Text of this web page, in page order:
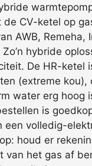
CV-ketel op
AWB, Remeha,
hybride
De HR-ketel
(extreme kou),
water erg hoog
is
een volledig-
houd er
van het gas af